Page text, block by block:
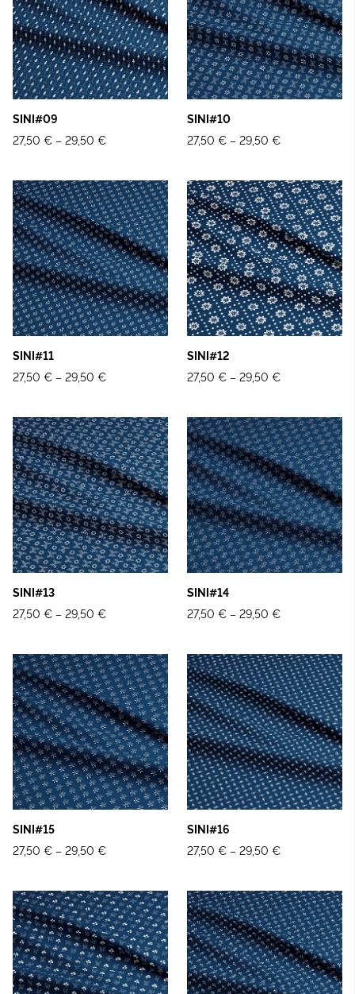
SINI#09
27,50 € – 29,50 €
SINI#10
27,50 € – 29,50 €
SINI#11
27,50 € – 29,50 €
SINI#12
27,50 € – 29,50 €
SINI#13
27,50 € – 29,50 €
SINI#14
27,50 € – 29,50 €
SINI#15
27,50 € – 29,50 €
SINI#16
27,50 € – 29,50 €